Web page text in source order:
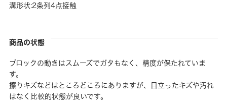
溝形状:2条列4点接触
商品の状態
ブロックの動きはスムーズでガタもなく、精度が保たれていま
す。
擦りキズなどはところどころにありますが、目立ったキズや汚れ
はなく比較的状態が良いです。